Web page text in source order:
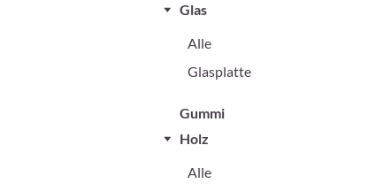
Glas
Alle
Glasplatte
Gummi
Holz
Alle